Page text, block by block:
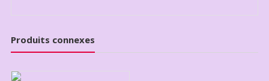
Produits connexes